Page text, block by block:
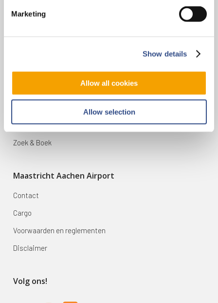
Marketing
Show details
Allow all cookies
Allow selection
6199 AD Maastricht Airport
infodesk@maa.nl
Op reis
Mijn reis
Zoek & Boek
Maastricht Aachen Airport
Contact
Cargo
Voorwaarden en reglementen
Disclaimer
Volg ons!